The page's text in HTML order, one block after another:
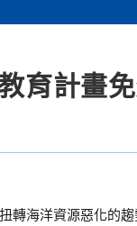
育計畫
海洋資源惡化的